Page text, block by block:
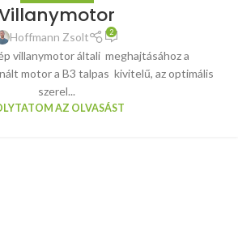
Hoffmann Zsolt 2
villanymotor általi meghajtásához a
motor a B3 talpas kivitelű, az optimális
szerel...
AZ OLVASÁST